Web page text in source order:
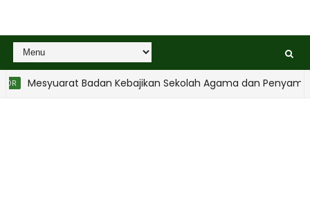
Mesyuarat Badan Kebajikan Sekolah Agama dan